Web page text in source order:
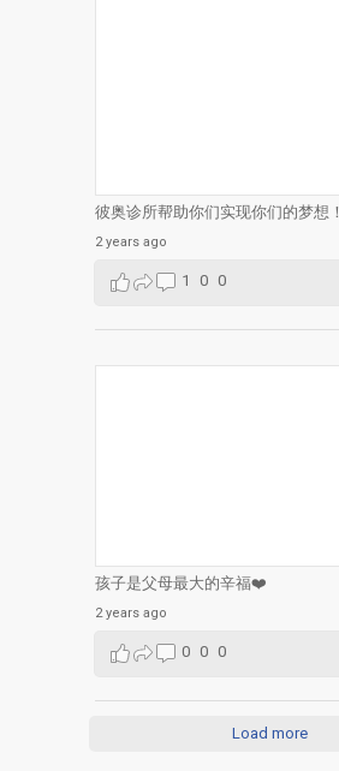
彼奥诊所帮助你们实现你们的梦想！
2 years ago
1 0 0
孩子是父母最大的辛福❤️
2 years ago
0 0 0
Load more